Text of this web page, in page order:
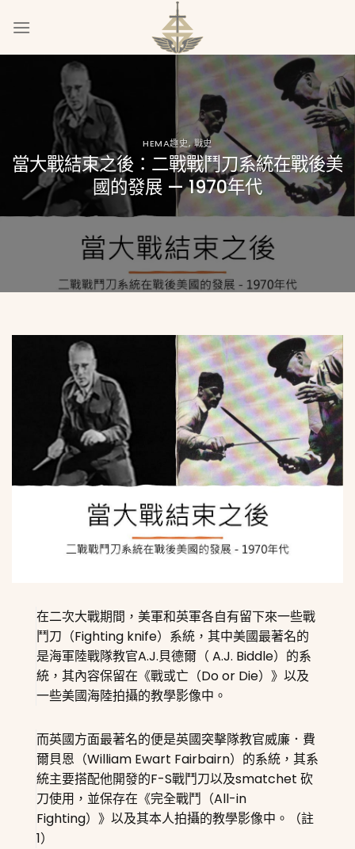
HEMA趣史,戰史
當大戰結束之後：二戰戰鬥刀系統在戰後美
國的發展 — 1970年代
在二次大戰期間，美軍和英軍各自有留下來一些戰
鬥刀（Fighting knife）系統，其中美國最著名的
是海軍陸戰隊教官A.J.貝德爾（ A.J. Biddle）的系
統，其內容保留在《戰或亡（Do or Die）》以及
一些美國海陸拍攝的教學影像中。
而英國方面最著名的便是英國突擊隊教官威廉．費
爾貝恩（William Ewart Fairbairn）的系統，其系
統主要搭配他開發的F-S戰鬥刀以及smatchet 砍
刀使用，並保存在《完全戰鬥（All-in
Fighting）》以及其本人拍攝的教學影像中。（註
1）